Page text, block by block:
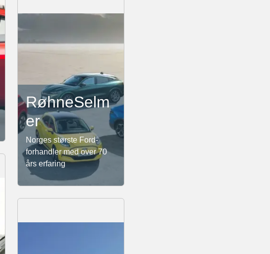
RøhneSelm
er
Norges største Ford-
forhandler med over 70
års erfaring